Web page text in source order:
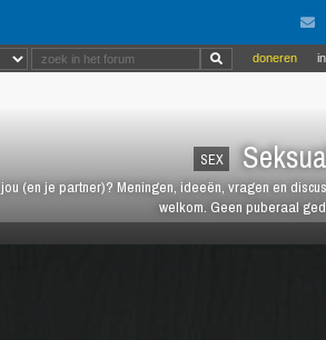
SEX
(en je partner)? Meningen, ideeën, vragen en
welkom. Geen puberaal
doneren